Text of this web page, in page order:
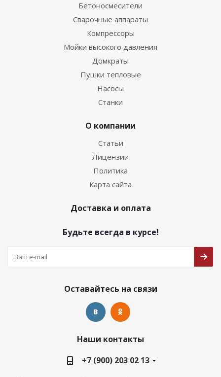
Бетоносмесители
Сварочные аппараты
Компрессоры
Мойки высокого давления
Домкраты
Пушки тепловые
Насосы
Станки
О компании
Статьи
Лицензии
Политика
Карта сайта
Доставка и оплата
Будьте всегда в курсе!
Оставайтесь на связи
Наши контакты
+7 (900) 203 02 13